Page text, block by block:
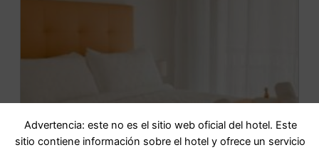
Advertencia: este no es el sitio web oficial del hotel. Este
sitio contiene información sobre el hotel y ofrece un servicio